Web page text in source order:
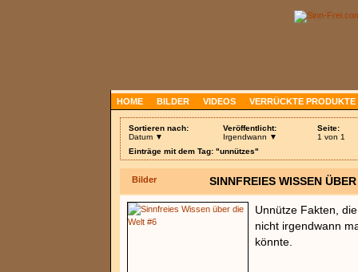
HOME BILDER VIDEOS VERRÜCKTE PRODUKTE
Sortieren nach:
Datum ▼
Veröffentlicht:
Irgendwann ▼
Seite:
1 von 1
Einträge mit dem Tag: "unnützes"
Bilder SINNFREIES WISSEN
Unnütze Fakten,
nicht irgendwann
könnte.